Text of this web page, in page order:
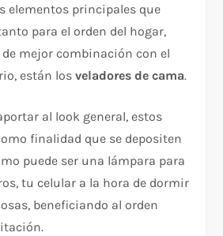
elementos principales que
para el orden del hogar,
mejor combinación con el
están losveladores de cama.
al look general, estos
finalidad que se depositen
puede ser una lámpara para
tu celular a la hora de dormir
beneficiando al orden